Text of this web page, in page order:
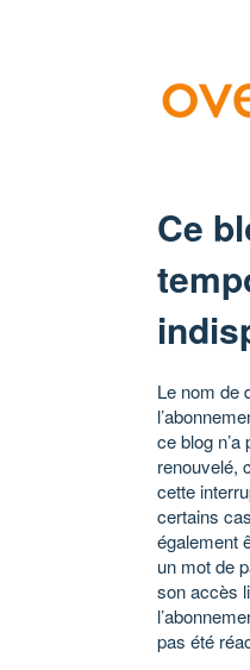
Ce
Le nom de
ce blog n’a
renouvelé,
cette
certains
également
un mot de
son accès
pas été